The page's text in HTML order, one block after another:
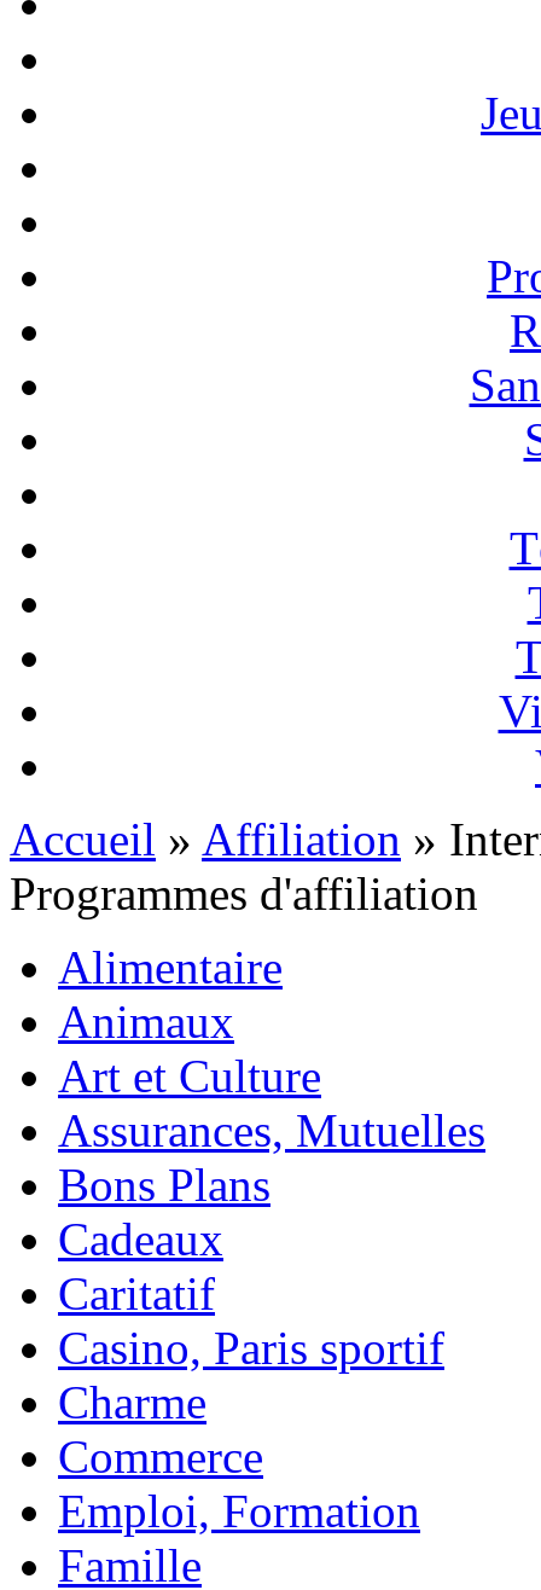
Accueil » Affiliation »
Programmes d'affiliation
Alimentaire
Animaux
Art et Culture
Assurances, Mutuelles
Bons Plans
Cadeaux
Caritatif
Casino, Paris sportif
Charme
Commerce
Emploi, Formation
Famille